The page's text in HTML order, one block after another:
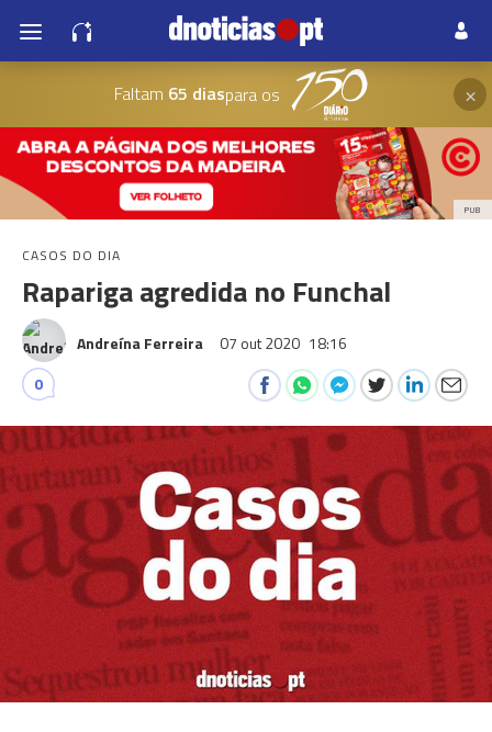
Faltam 65 diaspara os ×
PUB
CASOS DO DIA
Rapariga agredida no Funchal
Andreína Ferreira 07 out 2020 18:16
0